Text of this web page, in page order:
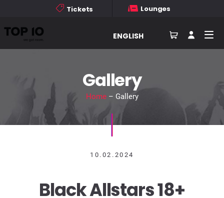
Tickets Lounges
ENGLISH
Gallery
Home– Gallery
10.02.2024
Black Allstars 18+